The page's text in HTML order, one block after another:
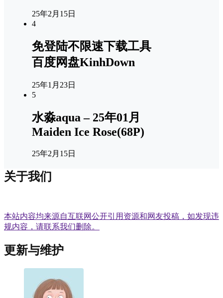
25年2月15日
4
免登陆不限速下载工具
百度网盘KinhDown
25年1月23日
5
水淼aqua – 25年01月
Maiden Ice Rose(68P)
25年2月15日
关于我们
本站内容均来源自互联网公开引用资源和网友投稿，如发现违
规内容，请联系我们删除。
更新与维护